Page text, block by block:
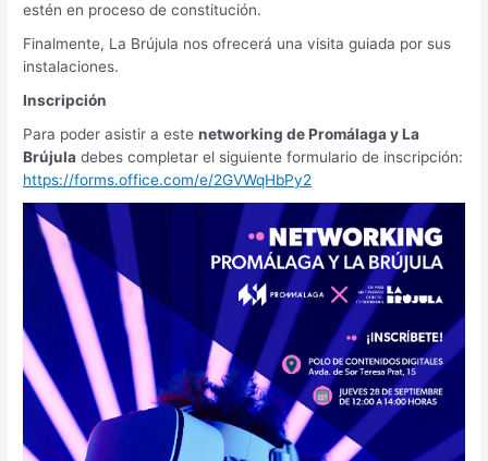
estén en proceso de constitución.
Finalmente, La Brújula nos ofrecerá una visita guiada por sus
instalaciones.
Inscripción
Para poder asistir a estenetworking de Promálaga y La
Brújula debes completar el siguiente formulario de inscripción:
https://forms.office.com/e/2GVWqHbPy2